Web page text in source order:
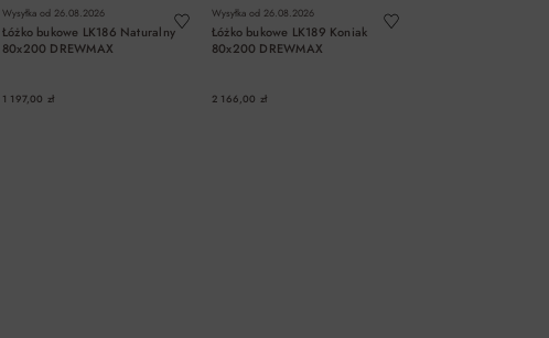
Wysyłka od 26.08.2026
Łóżko bukowe LK186 Naturalny
80x200 DREWMAX
1 197,00 zł
Wysyłka od 26.08.2026
Łóżko bukowe LK189 Koniak
80x200 DREWMAX
2 166,00 zł